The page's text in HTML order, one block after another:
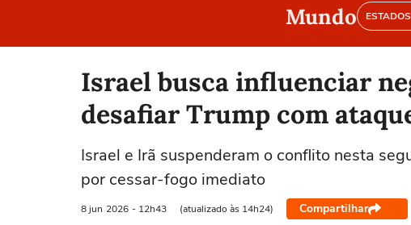
Mundo
Israel busca influenciar
desafiar Trump com
Israel e Irã suspenderam o conflito nesta
por cessar-fogo imediato
8 jun 2026 - 12h43 (atualizado às 14h24) Compartilhar